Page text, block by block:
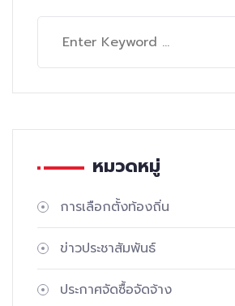
หมวดหมู่
การเลือกตั้งท้องถิ่น
ข่าวประชาสัมพันธ์
ประกาศจัดซื้อจัดจ้าง